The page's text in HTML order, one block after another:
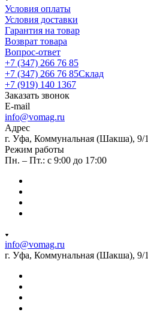
Условия оплаты
Условия доставки
Гарантия на товар
Возврат товара
Вопрос-ответ
+7 (347) 266 76 85
+7 (347) 266 76 85Склад
+7 (919) 140 1367
Заказать звонок
E-mail
info@vomag.ru
Адрес
г. Уфа, Коммунальная (Шакша), 9/1
Режим работы
Пн. – Пт.: с 9:00 до 17:00
info@vomag.ru
г. Уфа, Коммунальная (Шакша), 9/1